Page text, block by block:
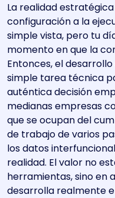
La realidad
configuración a la
simple vista, pero tu
momento en que la
Entonces, el
simple tarea técnica
auténtica decisión
medianas empresas
que se ocupan del
de trabajo de varios
los datos
realidad. El valor no
herramientas, sino en
desarrolla realmente